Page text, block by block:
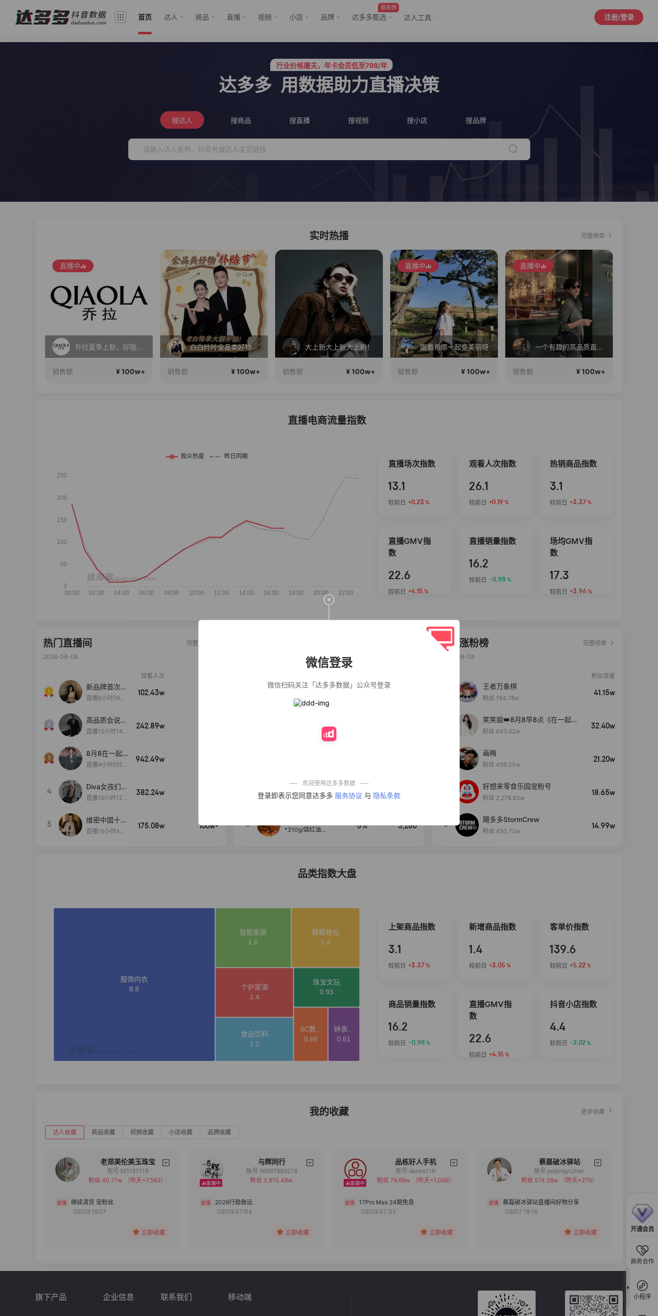
首页 达人 商品 直播 视频 小店 品牌
最高佣
达多多甄选 达人工具 注册/登录
开通会员
商务合作
小程序
微信登录
微信扫码关注「达多多数据」公众号登录
欢迎使用达多多数据
登录即表示您同意达多多 服务协议 与 隐私条款
服务三只羊、董先生等行业头部客户
行业价格屠夫，年卡会员低至798/年
行业价格屠夫，年卡会员低至798/年
达多多 用数据助力直播决策
搜达人 搜商品 搜直播 搜视频 搜小店 搜品牌
实时热播 完整榜单
销售额 ¥ 100w+
大上新大上新大上新！
销售额 ¥ 100w+
跟着希娜一起变美丽呀
销售额 ¥ 100w+
直播中
一个有趣的高品质直播间~
销售额 ¥ 100w+
直播中
销售额 ¥ 100w+
直播电商流量指数
直播场次指数
13.1
较前日 +0.23 %
观看人次指数
26.1
较前日 +0.19 %
热销商品指数
3.1
较前日 +3.37%
直播GMV指
数
22.6
较前日 +4.15 %
直播销量指数
16.2
较前日 -0.98 %
场均GMV指
数
17.3
较前日 +3.96 %
热门直播间
完整榜单
2026-08-08
观看人次
新品牌首次大
上新
直播8小时59分
102.43w
高品质会说
话….
直播15小时14
242.89w
8月8在一起
生日献礼盛典
直播9小时6分1
942.49w
4
Diva女孩们集
合啦~意大利
直播16小时12
382.24w
5
维密中国十周
年 与你如此
直播16小时48
175.08w 100w+
公仔牌顽渍净洗
污渍除菌除螨3倍
净厨房油烟机去
重油污去油王污
免煮开袋即食劲
【爆款推荐】力
士依兰香沐浴露
12% 3,530
5
*310g/袋红油麻
5% 3,260
达人涨粉榜
完整榜单
2026-08-08
粉丝增量
王者万象棋
粉丝 184.78w
41.15w
笑笑姐👑8月8早8点《在一起》
生日盛典
粉丝 643.62w
32.40w
画梅
粉丝 459.23w
21.20w
好想来零食乐园宠粉号
粉丝 2,278.83w
18.65w
5
飓多多StormCrew
粉丝 450.72w
14.99w
品类指数大盘
上架商品指数
3.1
较前日 +3.37%
新增商品指数
1.4
较前日 +3.05 %
客单价指数
139.6
较前日 +5.22%
商品销量指数
16.2
较前日 -0.98 %
直播GMV指
数
22.6
较前日 +4.15 %
抖音小店指数
4.4
较前日 -2.02%
我的收藏 更多收藏
达人收藏 商品收藏 视频收藏 小店收藏 品牌收藏
老郑美伦美玉珠宝
备注
账号 M5181718
粉丝 40.71w
（昨天+7,562）
继续清货 宠粉丝
08/08 19:27
立即收藏
与辉同行
备注
账号 56697889278
粉丝 3,910.48w
2026行稳致远
08/09 07:04
立即收藏
品栋好人手机
备注
分组
账号 danke116
粉丝 79.69w
（昨天+1,069）
17Pro Max 24期免息
08/09 07:33
立即收藏
蔡磊破冰驿站
备注
分组
账号 pobingyizhan
粉丝 574.28w
（昨天+276）
蔡磊破冰驿站直播间好物分享
08/07 18:16
立即收藏
旗下产品 企业信息 联系我们 移动端